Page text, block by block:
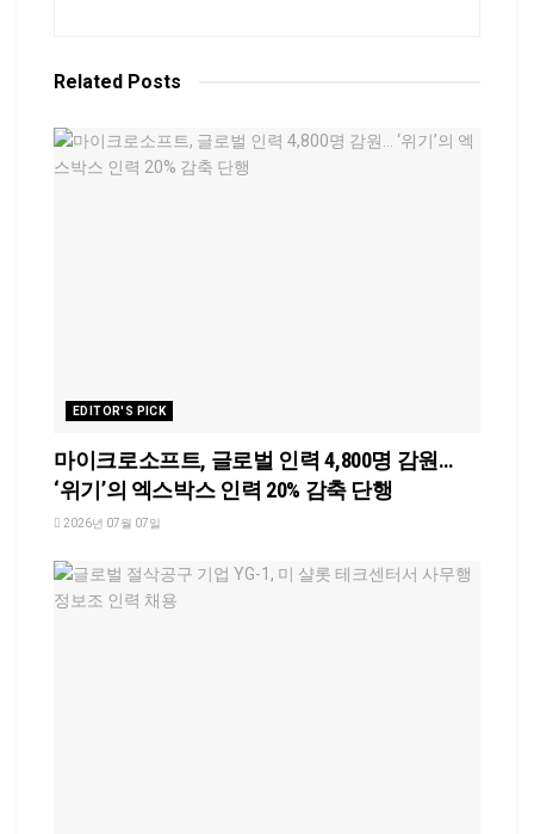
Related Posts
EDITOR'S PICK
마이크로소프트, 글로벌 인력 4,800명 감원…
‘위기’의 엑스박스 인력 20% 감축 단행
2026년 07월 07일